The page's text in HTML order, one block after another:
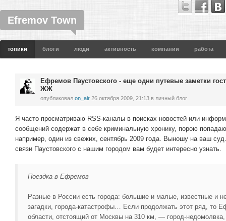
Efremov Town
топики блоги люди активность компании работа
Ефремов Паустовского - еще одни путевые заметки
ЖЖ
опубликовал on_air 26 октября 2009, 21:13 в личный блог
Я часто просматриваю RSS-каналы в поисках новостей или
сообщений содержат в себе криминальную хронику, порою
например, один из свежих, сентябрь 2009 года. Выношу на ваш
связи Паустовского с нашим городом вам будет интересно узнать.
Поездка в Ефремов
Разные в России есть города: большие и малые, известные и
загадки, города-катастрофы… Если продолжать этот ряд, то
области, отстоящий от Москвы на 310 км, — город-